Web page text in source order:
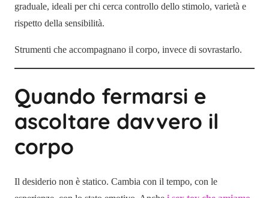
graduale, ideali per chi cerca controllo dello stimolo, varietà e
rispetto della sensibilità.
Strumenti che accompagnano il corpo, invece di sovrastarlo.
Quando fermarsi e
ascoltare davvero il
corpo
Il desiderio non è statico. Cambia con il tempo, con le